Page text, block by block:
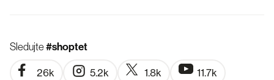
Sledujte#shoptet
26k 5.2k 1.8k 11.7k